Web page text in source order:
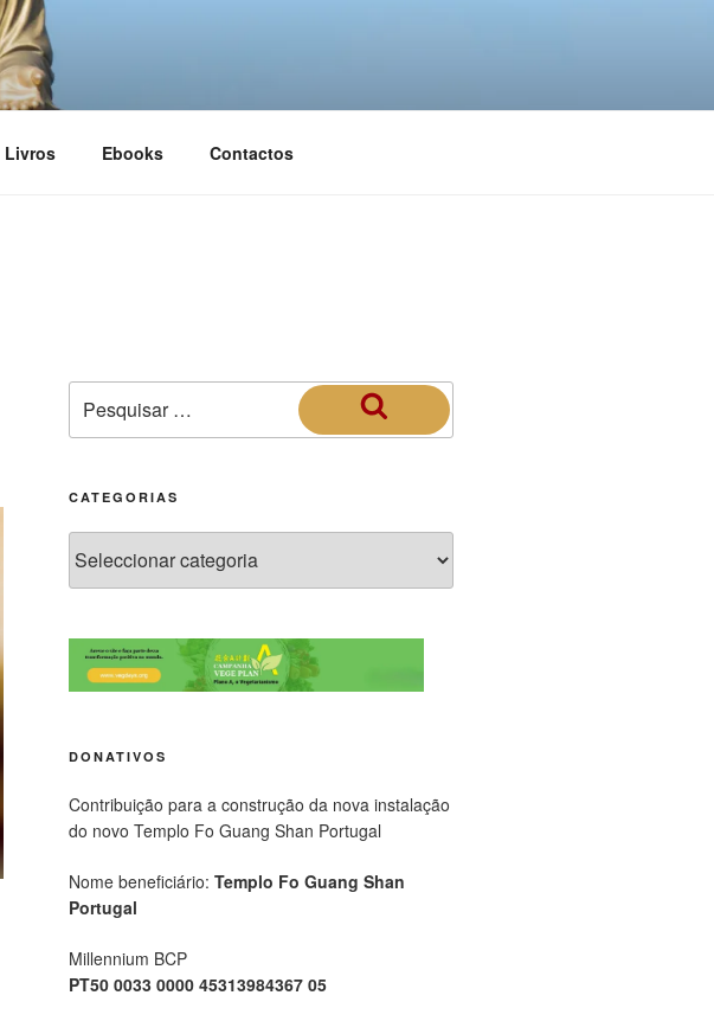
Livros Ebooks Contactos
CATEGORIAS
DONATIVOS
Contribuição para a construção da nova instalação
do novo Templo Fo Guang Shan Portugal
Nome beneficiário: Templo Fo Guang Shan
Portugal
Millennium BCP
PT50 0033 0000 45313984367 05